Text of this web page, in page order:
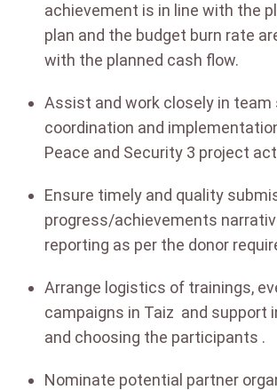
achievement is in line with the
plan and the budget burn rate
with the planned cash flow.
Assist and work closely in team
coordination and
Peace and Security 3 project
Ensure timely and quality
progress/achievements
reporting as per the donor
Arrange logistics of trainings,
campaigns in Taiz and support
and choosing the participants .
Nominate potential partner